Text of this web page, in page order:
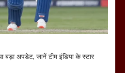
बड़ा अपडेट, जानें टीम इंडिया के स्टार